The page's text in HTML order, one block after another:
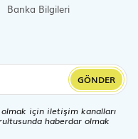
Banka Bilgileri
GÖNDER
için iletişim kanalları
haberdar olmak